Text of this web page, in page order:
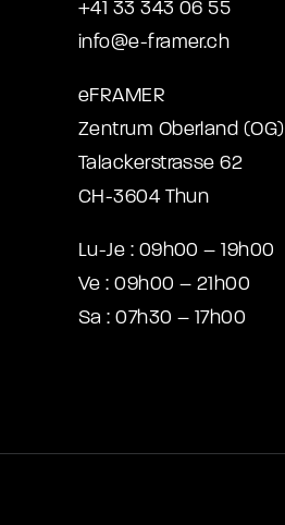
+41 33 343 06 55
info@e-framer.ch
eFRAMER
Zentrum Oberland (OG)
Talackerstrasse 62
CH-3604 Thun
Lu-Je : 09h00 – 19h00
Ve : 09h00 – 21h00
Sa : 07h30 – 17h00